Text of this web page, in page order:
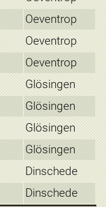
Oeventrop
Oeventrop
Oeventrop
Glösingen
Glösingen
Glösingen
Glösingen
Dinschede
Dinschede